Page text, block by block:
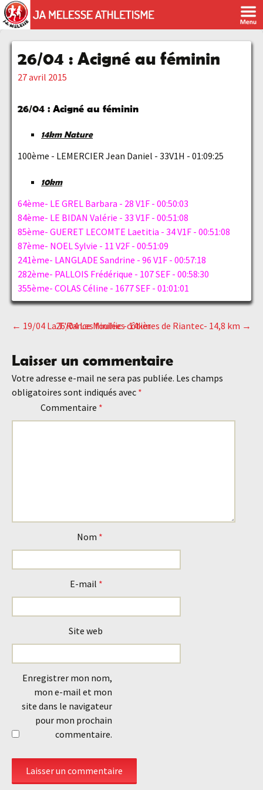
26/04 : Acigné au féminin
27 avril 2015
26/04 : Acigné au féminin
14km Nature
100ème - LEMERCIER Jean Daniel - 33V1H - 01:09:25
10km
64ème- LE GREL Barbara - 28 V1F - 00:50:03
84ème- LE BIDAN Valérie - 33 V1F - 00:51:08
85ème- GUERET LECOMTE Laetitia - 34 V1F - 00:51:08
87ème- NOEL Sylvie - 11 V2F - 00:51:09
241ème- LANGLADE Sandrine - 96 V1F - 00:57:18
282ème- PALLOIS Frédérique - 107 SEF - 00:58:30
355ème- COLAS Céline - 1677 SEF - 01:01:01
Navigation
des
articles
← 19/04 La T'Rance Minihic - 14km
26/04 Les foulées côtières de Riantec- 14,8 km →
Laisser un commentaire
Votre adresse e-mail ne sera pas publiée. Les champs
obligatoires sont indiqués avec *
Commentaire *
Nom *
E-mail *
Site web
Enregistrer mon nom,
mon e-mail et mon
site dans le navigateur
pour mon prochain
commentaire.